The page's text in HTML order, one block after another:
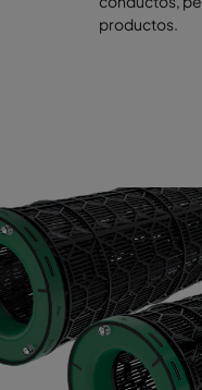
de
aire.
productos.